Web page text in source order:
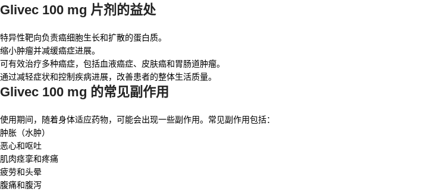
Glivec 100 mg 片剂的益处
特异性靶向负责癌细胞生长和扩散的蛋白质。
缩小肿瘤并减缓癌症进展。
可有效治疗多种癌症，包括血液癌症、皮肤癌和胃肠道肿瘤。
通过减轻症状和控制疾病进展，改善患者的整体生活质量。
Glivec 100 mg 的常见副作用
使用期间，随着身体适应药物，可能会出现一些副作用。常见副作用包括：
肿胀（水肿）
恶心和呕吐
肌肉痉挛和疼痛
疲劳和头晕
腹痛和腹泻